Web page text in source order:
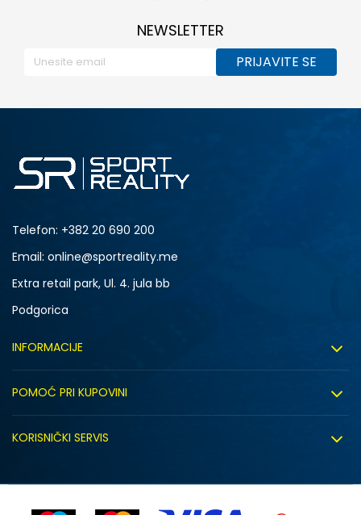
NEWSLETTER
PRIJAVITE SE
Telefon: +382 20 690 200
Email: online@sportreality.me
Extra retail park, Ul. 4. jula bb
Podgorica
INFORMACIJE
Zapošljavanje
Sindikalna prodaja
POMOĆ PRI KUPOVINI
Kako kupiti
Uputstvo za registraciju
KORISNIČKI SERVIS